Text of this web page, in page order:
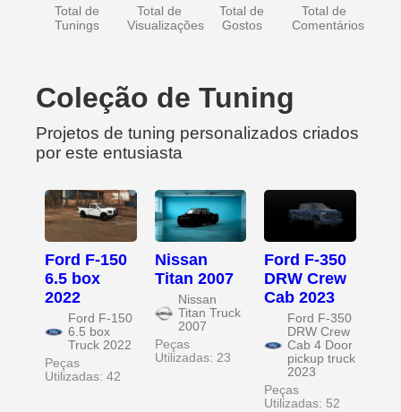
Total de
Tunings
Total de
Visualizações
Total de
Gostos
Total de
Comentários
Coleção de Tuning
Projetos de tuning personalizados criados
por este entusiasta
Ford F-150
6.5 box
2022
Ford F-150
6.5 box
Truck 2022
Peças
Utilizadas: 42
Nissan
Titan 2007
Nissan
Titan Truck
2007
Peças
Utilizadas: 23
Ford F-350
DRW Crew
Cab 2023
Ford F-350
DRW Crew
Cab 4 Door
pickup truck
2023
Peças
Utilizadas: 52